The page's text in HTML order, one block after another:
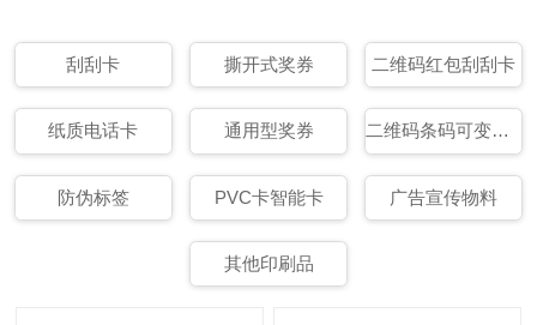
刮刮卡 撕开式奖券 二维码红包刮刮卡
纸质电话卡 通用型奖券 二维码条码可变数据印刷
防伪标签 PVC卡智能卡 广告宣传物料
其他印刷品